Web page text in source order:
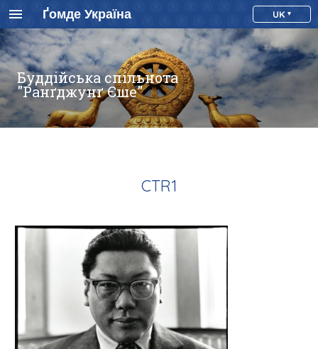
Ґомде Україна UK
Буддійська спільнота
"Ранґджунґ Єше"
CTR1